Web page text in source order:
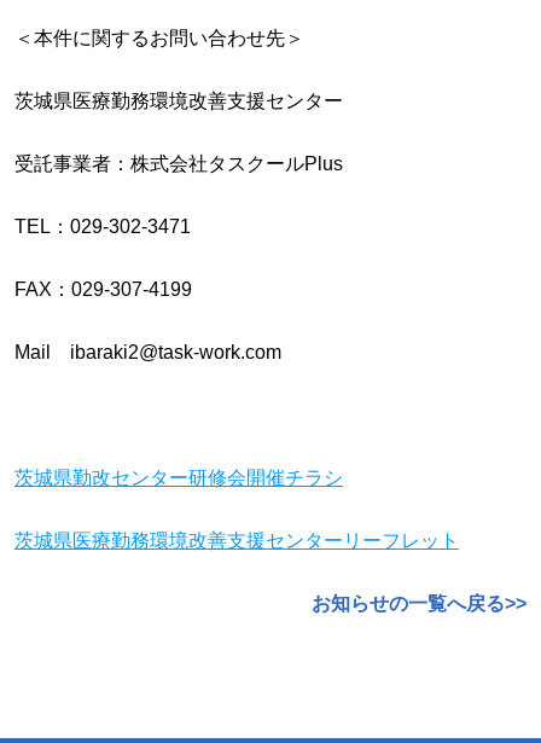
＜本件に関するお問い合わせ先＞
茨城県医療勤務環境改善支援センター
受託事業者：株式会社タスクールPlus
TEL：029-302-3471
FAX：029-307-4199
Mail ibaraki2@task-work.com
茨城県勤改センター研修会開催チラシ
茨城県医療勤務環境改善支援センターリーフレット
お知らせの一覧へ戻る>>